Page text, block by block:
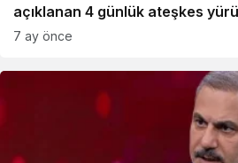
açıklanan 4 günlük ateşkes
7 ay önce